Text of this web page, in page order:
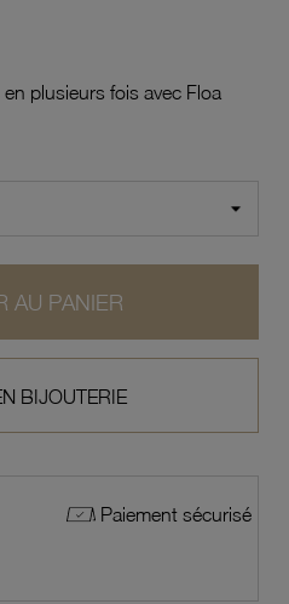
plusieurs fois avec Floa
AU PANIER
BIJOUTERIE
Paiement sécurisé